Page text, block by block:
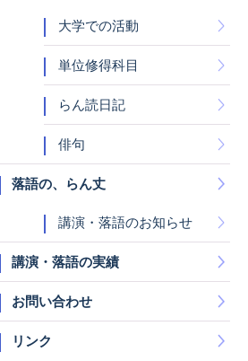
大学での活動
単位修得科目
らん読日記
俳句
落語の、らん丈
講演・落語のお知らせ
講演・落語の実績
お問い合わせ
リンク